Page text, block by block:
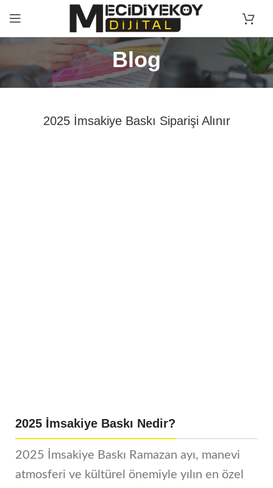
Blog
2025 İmsakiye Baskı Siparişi Alınır
2025 İmsakiye Baskı Nedir?
2025 İmsakiye Baskı Ramazan ayı, manevi
atmosferi ve kültürel önemiyle yılın en özel